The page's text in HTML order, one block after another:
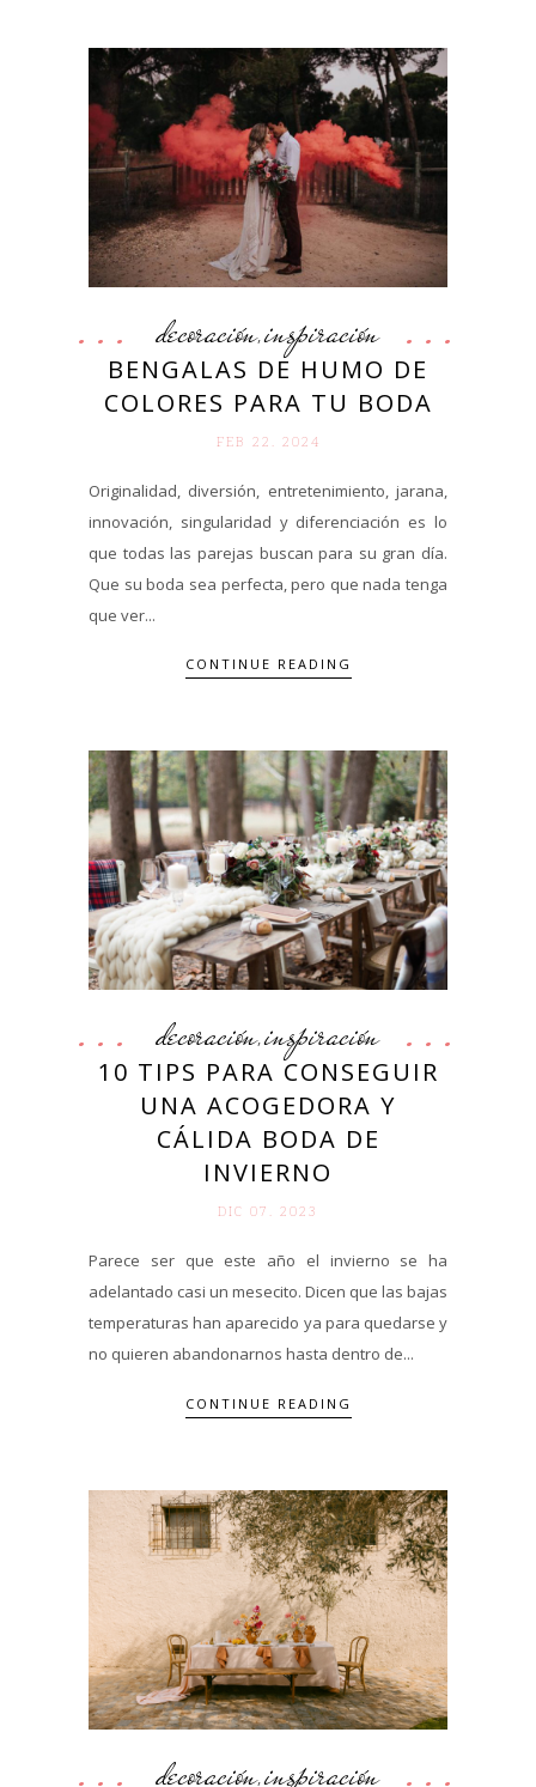
decoración, inspiración
BENGALAS DE HUMO DE
COLORES PARA TU BODA
FEB 22. 2024
Originalidad, diversión, entretenimiento, jarana,
innovación, singularidad y diferenciación es lo
que todas las parejas buscan para su gran día.
Que su boda sea perfecta, pero que nada tenga
que ver...
CONTINUE READING
decoración,inspiración
10 TIPS PARA CONSEGUIR
UNA ACOGEDORA Y
CÁLIDA BODA DE
INVIERNO
DIC 07. 2023
Parece ser que este año el invierno se ha
adelantado casi un mesecito. Dicen que las bajas
temperaturas han aparecido ya para quedarse y
no quieren abandonarnos hasta dentro de...
CONTINUE READING
decoración, inspiración